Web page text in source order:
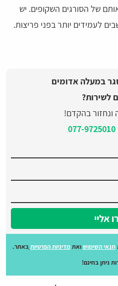
של הסורגים השקופים. יש
לעמידים יותר בפני פריצות.
במעלה אדומים
לשירות?
ונחזור בהקדם!
077-9725010
אליי
תנאי השימושואתמדיניות הפרטיות באתר.
ניתן בחינם!